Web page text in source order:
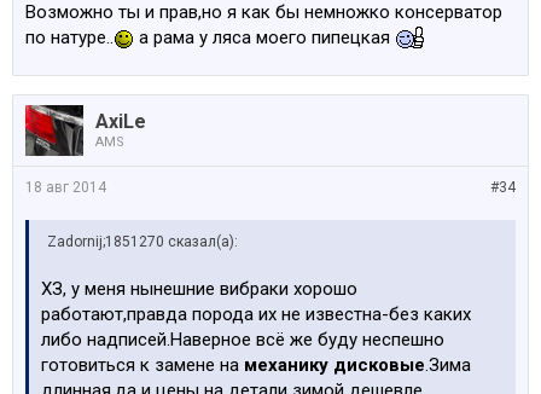
Возможно ты и прав,но я как бы немножко консерватор
по натуре..
а рама у ляса моего пипецкая
AxiLe
AMS
#34
18 авг 2014
Zadornij;1851270 сказал(а):
ХЗ, у меня нынешние вибраки хорошо
работают,правда порода их не известна-без каких
либо надписей.Наверное всё же буду неспешно
готовиться к замене на механику дисковые.Зима